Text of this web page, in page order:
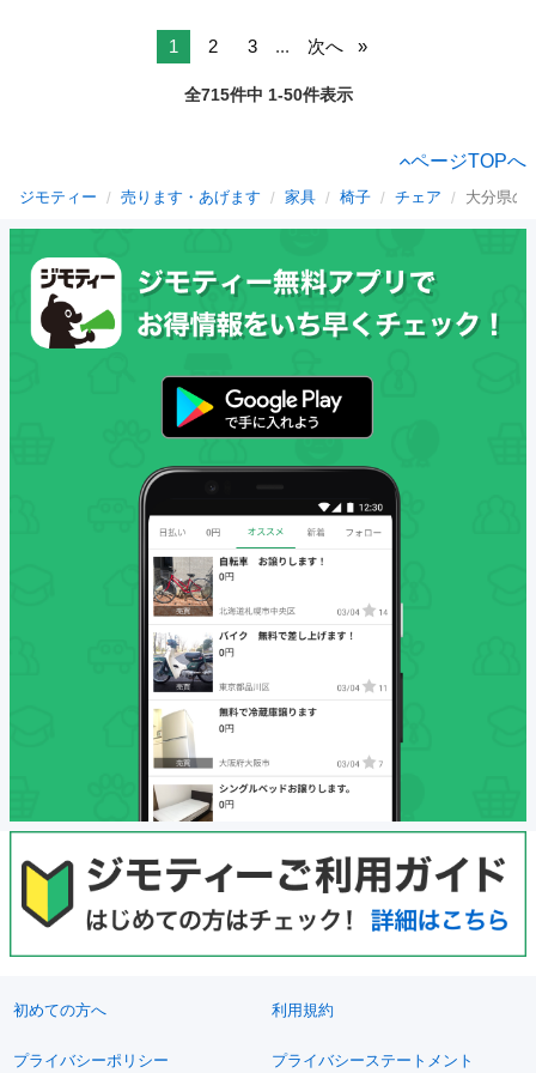
1 2 3 ... 次へ
全715件中 1-50件表示
ページTOPへ
ジモティー 売ります・あげます 家具 椅子 チェア 大分県の
初めての方へ 利用規約
プライバシーポリシー プライバシーステートメント